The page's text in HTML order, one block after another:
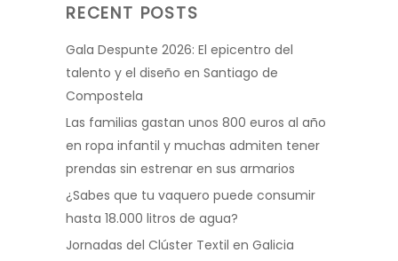
RECENT POSTS
Gala Despunte 2026: El epicentro del
talento y el diseño en Santiago de
Compostela
Las familias gastan unos 800 euros al año
en ropa infantil y muchas admiten tener
prendas sin estrenar en sus armarios
¿Sabes que tu vaquero puede consumir
hasta 18.000 litros de agua?
Jornadas del Clúster Textil en Galicia